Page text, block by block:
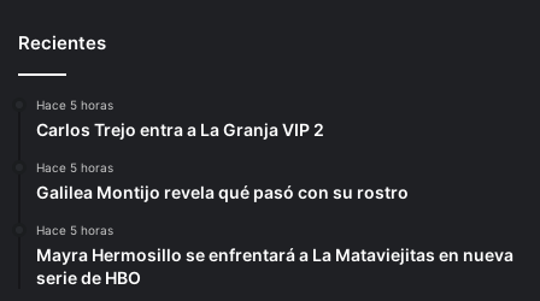
Recientes
Hace 5 horas
Carlos Trejo entra a La Granja VIP 2
Hace 5 horas
Galilea Montijo revela qué pasó con su rostro
Hace 5 horas
Mayra Hermosillo se enfrentará a La Mataviejitas en nueva
serie de HBO